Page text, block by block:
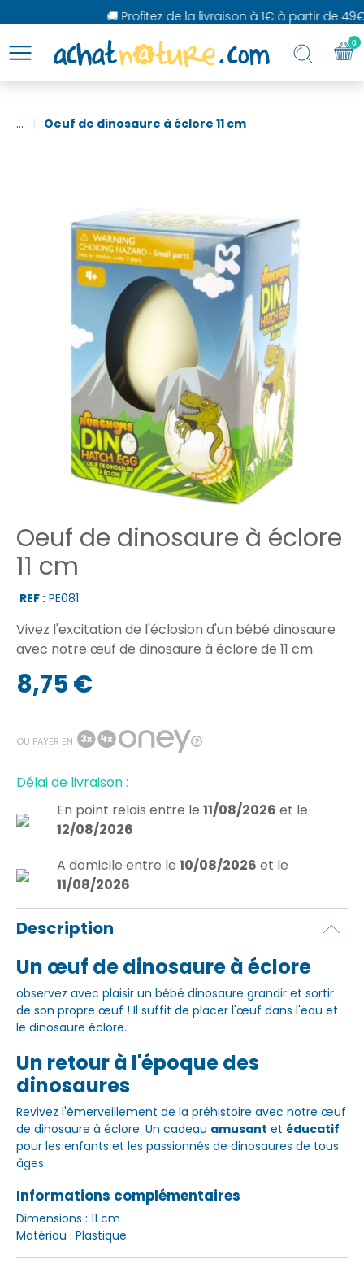
🚚 Profitez de la livraison à 1€ à partir de 49€
... Oeuf de dinosaure à éclore 11 cm
Oeuf de dinosaure à éclore
11 cm
REF : PE081
Vivez l'excitation de l'éclosion d'un bébé dinosaure
avec notre œuf de dinosaure à éclore de 11 cm.
8,75 €
OU PAYER EN
Délai de livraison :
En point relais entre le 11/08/2026 et le
12/08/2026
A domicile entre le 10/08/2026 et le
11/08/2026
Description
Un œuf de dinosaure à éclore
observez avec plaisir un bébé dinosaure grandir et sortir
de son propre œuf ! Il suffit de placer l'œuf dans l'eau et
le dinosaure éclore.
Un retour à l'époque des
dinosaures
Revivez l'émerveillement de la préhistoire avec notre œuf
de dinosaure à éclore. Un cadeau amusant et éducatif
pour les enfants et les passionnés de dinosaures de tous
âges.
Informations complémentaires
Dimensions : 11 cm
Matériau : Plastique
0